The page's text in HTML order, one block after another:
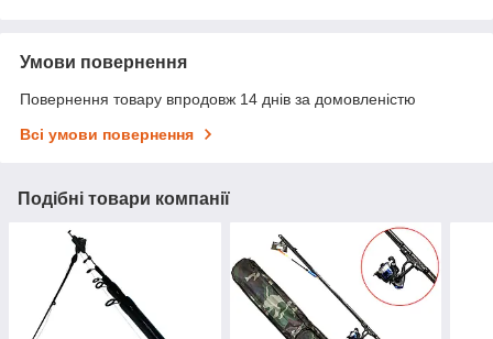
Умови повернення
Повернення товару впродовж 14 днів за домовленістю
Всі умови повернення
Подібні товари компанії